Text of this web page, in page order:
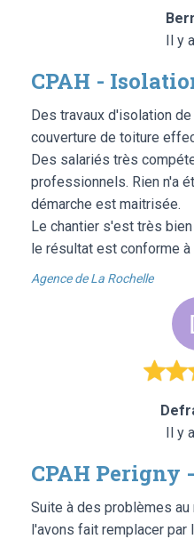
Il y
CPAH -
Des travaux d'isolation
couverture de toiture
Des salariés très
professionnels. Rien n'a
démarche est maitrisée.
Le chantier s'est très
le résultat est conforme
Agence de La Rochelle
Il y
CPAH Perigny
Suite à des problèmes
l'avons fait remplacer par